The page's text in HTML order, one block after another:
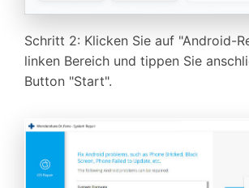
Schritt 2: Klicken Sie auf "Android-
linken Bereich und tippen Sie
Button "Start".